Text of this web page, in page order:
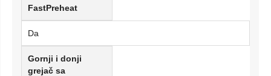
FastPreheat
Da
Gornji i donji
grejač sa